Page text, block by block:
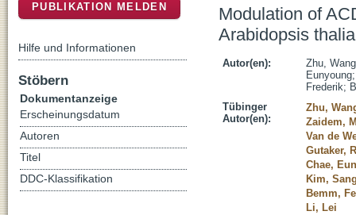
Modulation of
Arabidopsis
Autor(en):
Zhu,
Eunyoung
Frederik;
Tübinger
Autor(en):
Zhu,
Zaidem,
Van de
Gutaker,
Chae,
Kim,
Bemm,
Li, Lei
PUBLIKATION MELDEN
Hilfe und Informationen
Stöbern
Dokumentanzeige
Erscheinungsdatum
Autoren
Titel
DDC-Klassifikation